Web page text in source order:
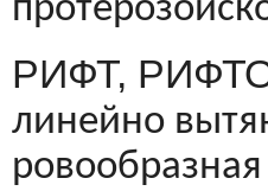
РИФТ,
линейно